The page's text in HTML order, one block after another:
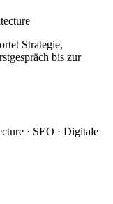
Strategie,
bis zur
· SEO · Digitale